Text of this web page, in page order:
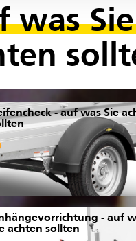
was Sie
- auf was Sie
- auf
achten sollten